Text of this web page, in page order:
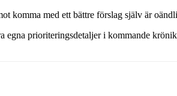
komma med ett bättre förslag själv är
egna prioriteringsdetaljer i kommande